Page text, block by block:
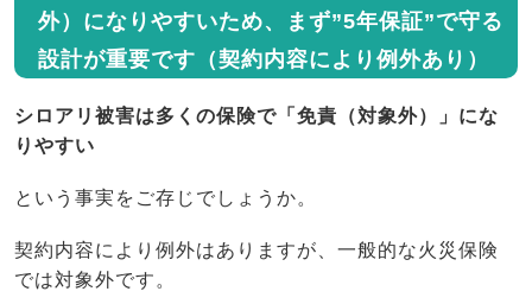
外）になりやすいため、まず”5年保証”で守る
設計が重要です（契約内容により例外あり）
シロアリ被害は多くの保険で「免責（対象外）」にな
りやすい
という事実をご存じでしょうか。
契約内容により例外はありますが、一般的な火災保険
では対象外です。